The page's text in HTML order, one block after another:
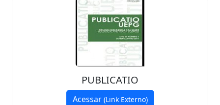
PUBLICATIO
Acessar (Link Externo)